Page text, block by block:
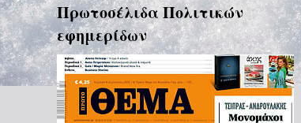
Πρωτοσέλιδα Πολιτικών
εφημερίδων